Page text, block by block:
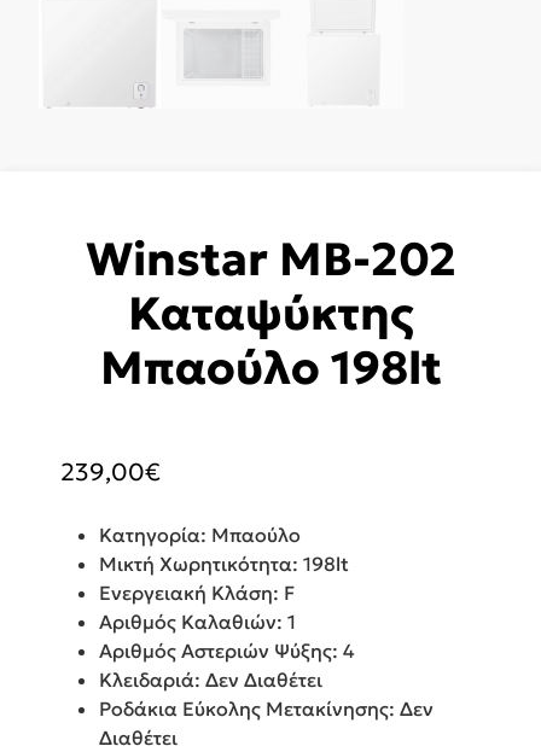
Winstar MB-202
Καταψύκτης
Μπαούλο 198lt
239,00€
Κατηγορία: Μπαούλο
Μικτή Χωρητικότητα: 198lt
Ενεργειακή Κλάση: F
Αριθμός Καλαθιών: 1
Αριθμός Αστεριών Ψύξης: 4
Κλειδαριά: Δεν Διαθέτει
Ροδάκια Εύκολης Μετακίνησης: Δεν
Διαθέτει